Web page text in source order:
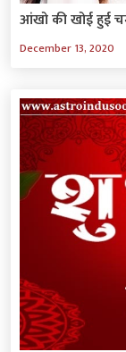
आंखो की खोई हुई
December 13, 2020